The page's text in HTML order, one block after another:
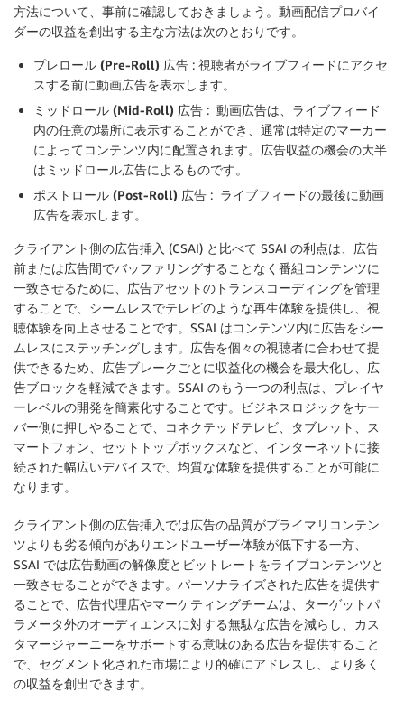
方法について、事前に確認しておきましょう。動画配信プロバイ
ダーの収益を創出する主な方法は次のとおりです。
プレロール (Pre-Roll) 広告 : 視聴者がライブフィードにアクセ
スする前に動画広告を表示します。
ミッドロール (Mid-Roll) 広告 : 動画広告は、ライブフィード
内の任意の場所に表示することができ、通常は特定のマーカー
によってコンテンツ内に配置されます。広告収益の機会の大半
はミッドロール広告によるものです。
ポストロール (Post-Roll) 広告 : ライブフィードの最後に動画
広告を表示します。
クライアント側の広告挿入 (CSAI) と比べて SSAI の利点は、広告
前または広告間でバッファリングすることなく番組コンテンツに
一致させるために、広告アセットのトランスコーディングを管理
することで、シームレスでテレビのような再生体験を提供し、視
聴体験を向上させることです。SSAI はコンテンツ内に広告をシー
ムレスにステッチングします。広告を個々の視聴者に合わせて提
供できるため、広告ブレークごとに収益化の機会を最大化し、広
告ブロックを軽減できます。SSAI のもう一つの利点は、プレイヤ
ーレベルの開発を簡素化することです。ビジネスロジックをサー
バー側に押しやることで、コネクテッドテレビ、タブレット、ス
マートフォン、セットトップボックスなど、インターネットに接
続された幅広いデバイスで、均質な体験を提供することが可能に
なります。
クライアント側の広告挿入では広告の品質がプライマリコンテン
ツよりも劣る傾向がありエンドユーザー体験が低下する一方、
SSAI では広告動画の解像度とビットレートをライブコンテンツと
一致させることができます。パーソナライズされた広告を提供す
ることで、広告代理店やマーケティングチームは、ターゲットパ
ラメータ外のオーディエンスに対する無駄な広告を減らし、カス
タマージャーニーをサポートする意味のある広告を提供すること
で、セグメント化された市場により的確にアドレスし、より多く
の収益を創出できます。